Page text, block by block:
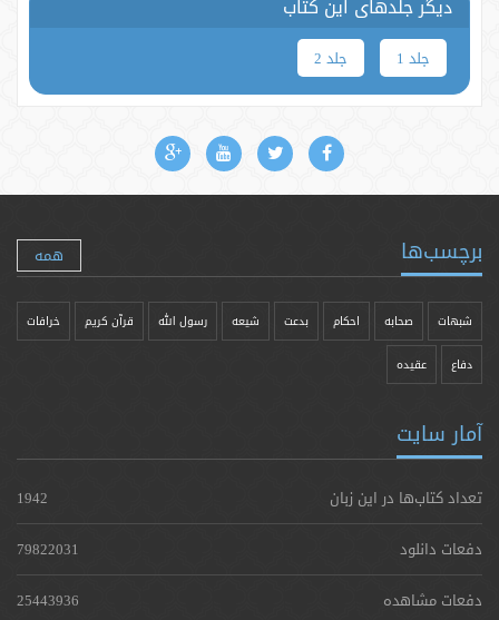
دیگر جلدهای این کتاب
جلد 1 جلد 2
برچسب‌ها همه
شبهات صحابه احکام بدعت شیعه رسول الله قرآن کریم خرافات
دفاع عقیده
آمار سایت
تعداد کتاب‌ها در این زبان
1942
دفعات دانلود
79822031
دفعات مشاهده
25443936